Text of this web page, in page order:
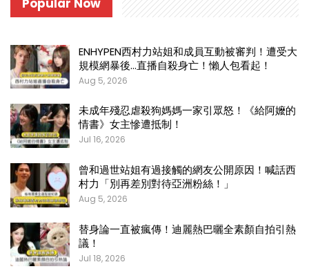
Popular Now
ENHYPEN西村力站姐和成員互動被審判！遭受大
規模網暴後…直播自殺身亡！懶人包看起！
Aug 5, 2026
未成年殘忍虐殺狗媽媽一家引眾怒！《給阿嬤的
情書》女主慘遭抵制！
Jul 16, 2026
曾和過世站姐有過接觸的網友公開原因！喊話西
村力「別再差別對待亞洲粉絲！」
Aug 5, 2026
替身論一直被瘋傳！迪麗熱巴曬全素顏自拍引熱
議！
Jul 18, 2026